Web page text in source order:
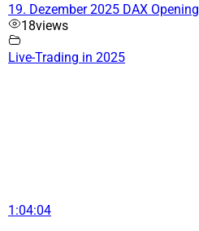
19. Dezember 2025 DAX Opening
18views
Live-Trading in 2025
1:04:04